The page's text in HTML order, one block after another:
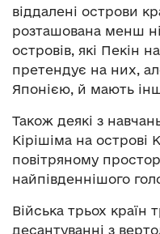
віддалені острови
розташована менш
островів, які Пекін
претендує на них,
Японією, й мають
Також деякі з
Кірішіма на острові
повітряному
найпівденнішого
Війська трьох країн
десантуванні з